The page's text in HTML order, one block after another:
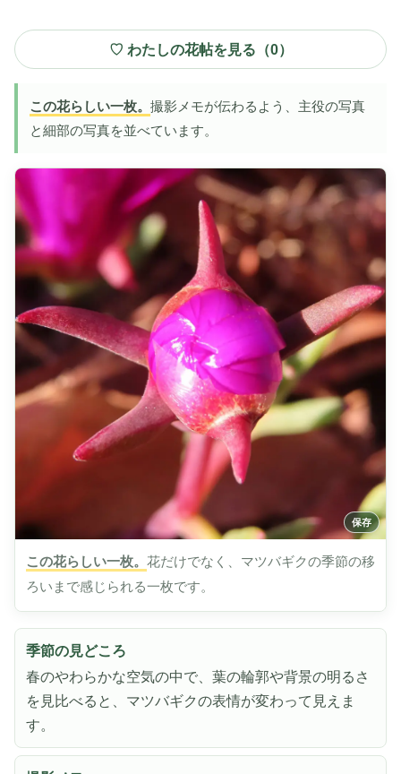
♡ わたしの花帖を見る（0）
この花らしい一枚。 撮影メモが伝わるよう、主役の写真
と細部の写真を並べています。
この花らしい一枚。 花だけでなく、マツバギクの季節の移
ろいまで感じられる一枚です。
季節の見どころ
春のやわらかな空気の中で、葉の輪郭や背景の明るさ
を見比べると、マツバギクの表情が変わって見えま
す。